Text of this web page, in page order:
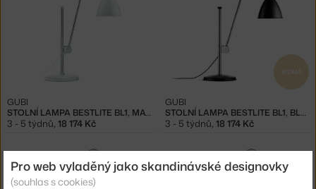
STOLNÍ LAMPA BESTLITE BL1, MATT WHITE
GUBI
3 - 5 týdnů 18 174 Kč
IKONA
STOLNÍ LAMPA BESTLITE BL1, BLACK
GUBI
3 - 5 týdnů 18 174 Kč
Pro web vyladěný jako skandinávské designovky
(souhlas s cookies)